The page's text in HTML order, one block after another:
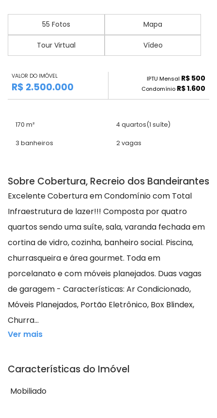
55 Fotos Mapa
Tour Virtual Vídeo
VALOR DO IMÓVEL
R$ 2.500.000
IPTU Mensal R$ 500
Condomínio R$ 1.600
170 m² 4 quartos(1 suíte)
3 banheiros 2 vagas
Sobre Cobertura, Recreio dos Bandeirantes
Excelente Cobertura em Condomínio com Total
Infraestrutura de lazer!!! Composta por quatro
quartos sendo uma suíte, sala, varanda fechada em
cortina de vidro, cozinha, banheiro social. Piscina,
churrasqueira e área gourmet. Toda em
porcelanato e com móveis planejados. Duas vagas
de garagem - Características: Ar Condicionado,
Móveis Planejados, Portão Eletrônico, Box Blindex,
Churra...
Ver mais
Características do Imóvel
Mobiliado